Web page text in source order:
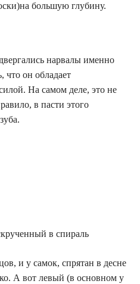
большую глубину.
нарвалы именно
что он обладает
На самом деле, это не
в пасти этого
в спираль
и у самок, спрятан в десне
А вот левый (в основном у